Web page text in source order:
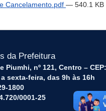
Cancelamento.pdf — 540.1 KB
da Prefeitura
Piumhi, nº 121, Centro –
sexta-feira, das 9h às 16h
1800
0001-25